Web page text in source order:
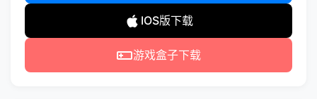
IOS版下载
游戏盒子下载